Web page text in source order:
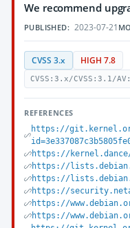
We recommend
PUBLISHED: 2023-07-21
CVSS 3.x HIGH 7.8
CVSS:3.x/CVSS:3.1/
REFERENCES
https://
https://kernel.dance/
https://
https://
https://
https://
https://